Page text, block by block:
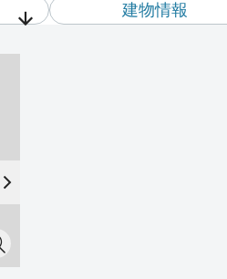
建物情報